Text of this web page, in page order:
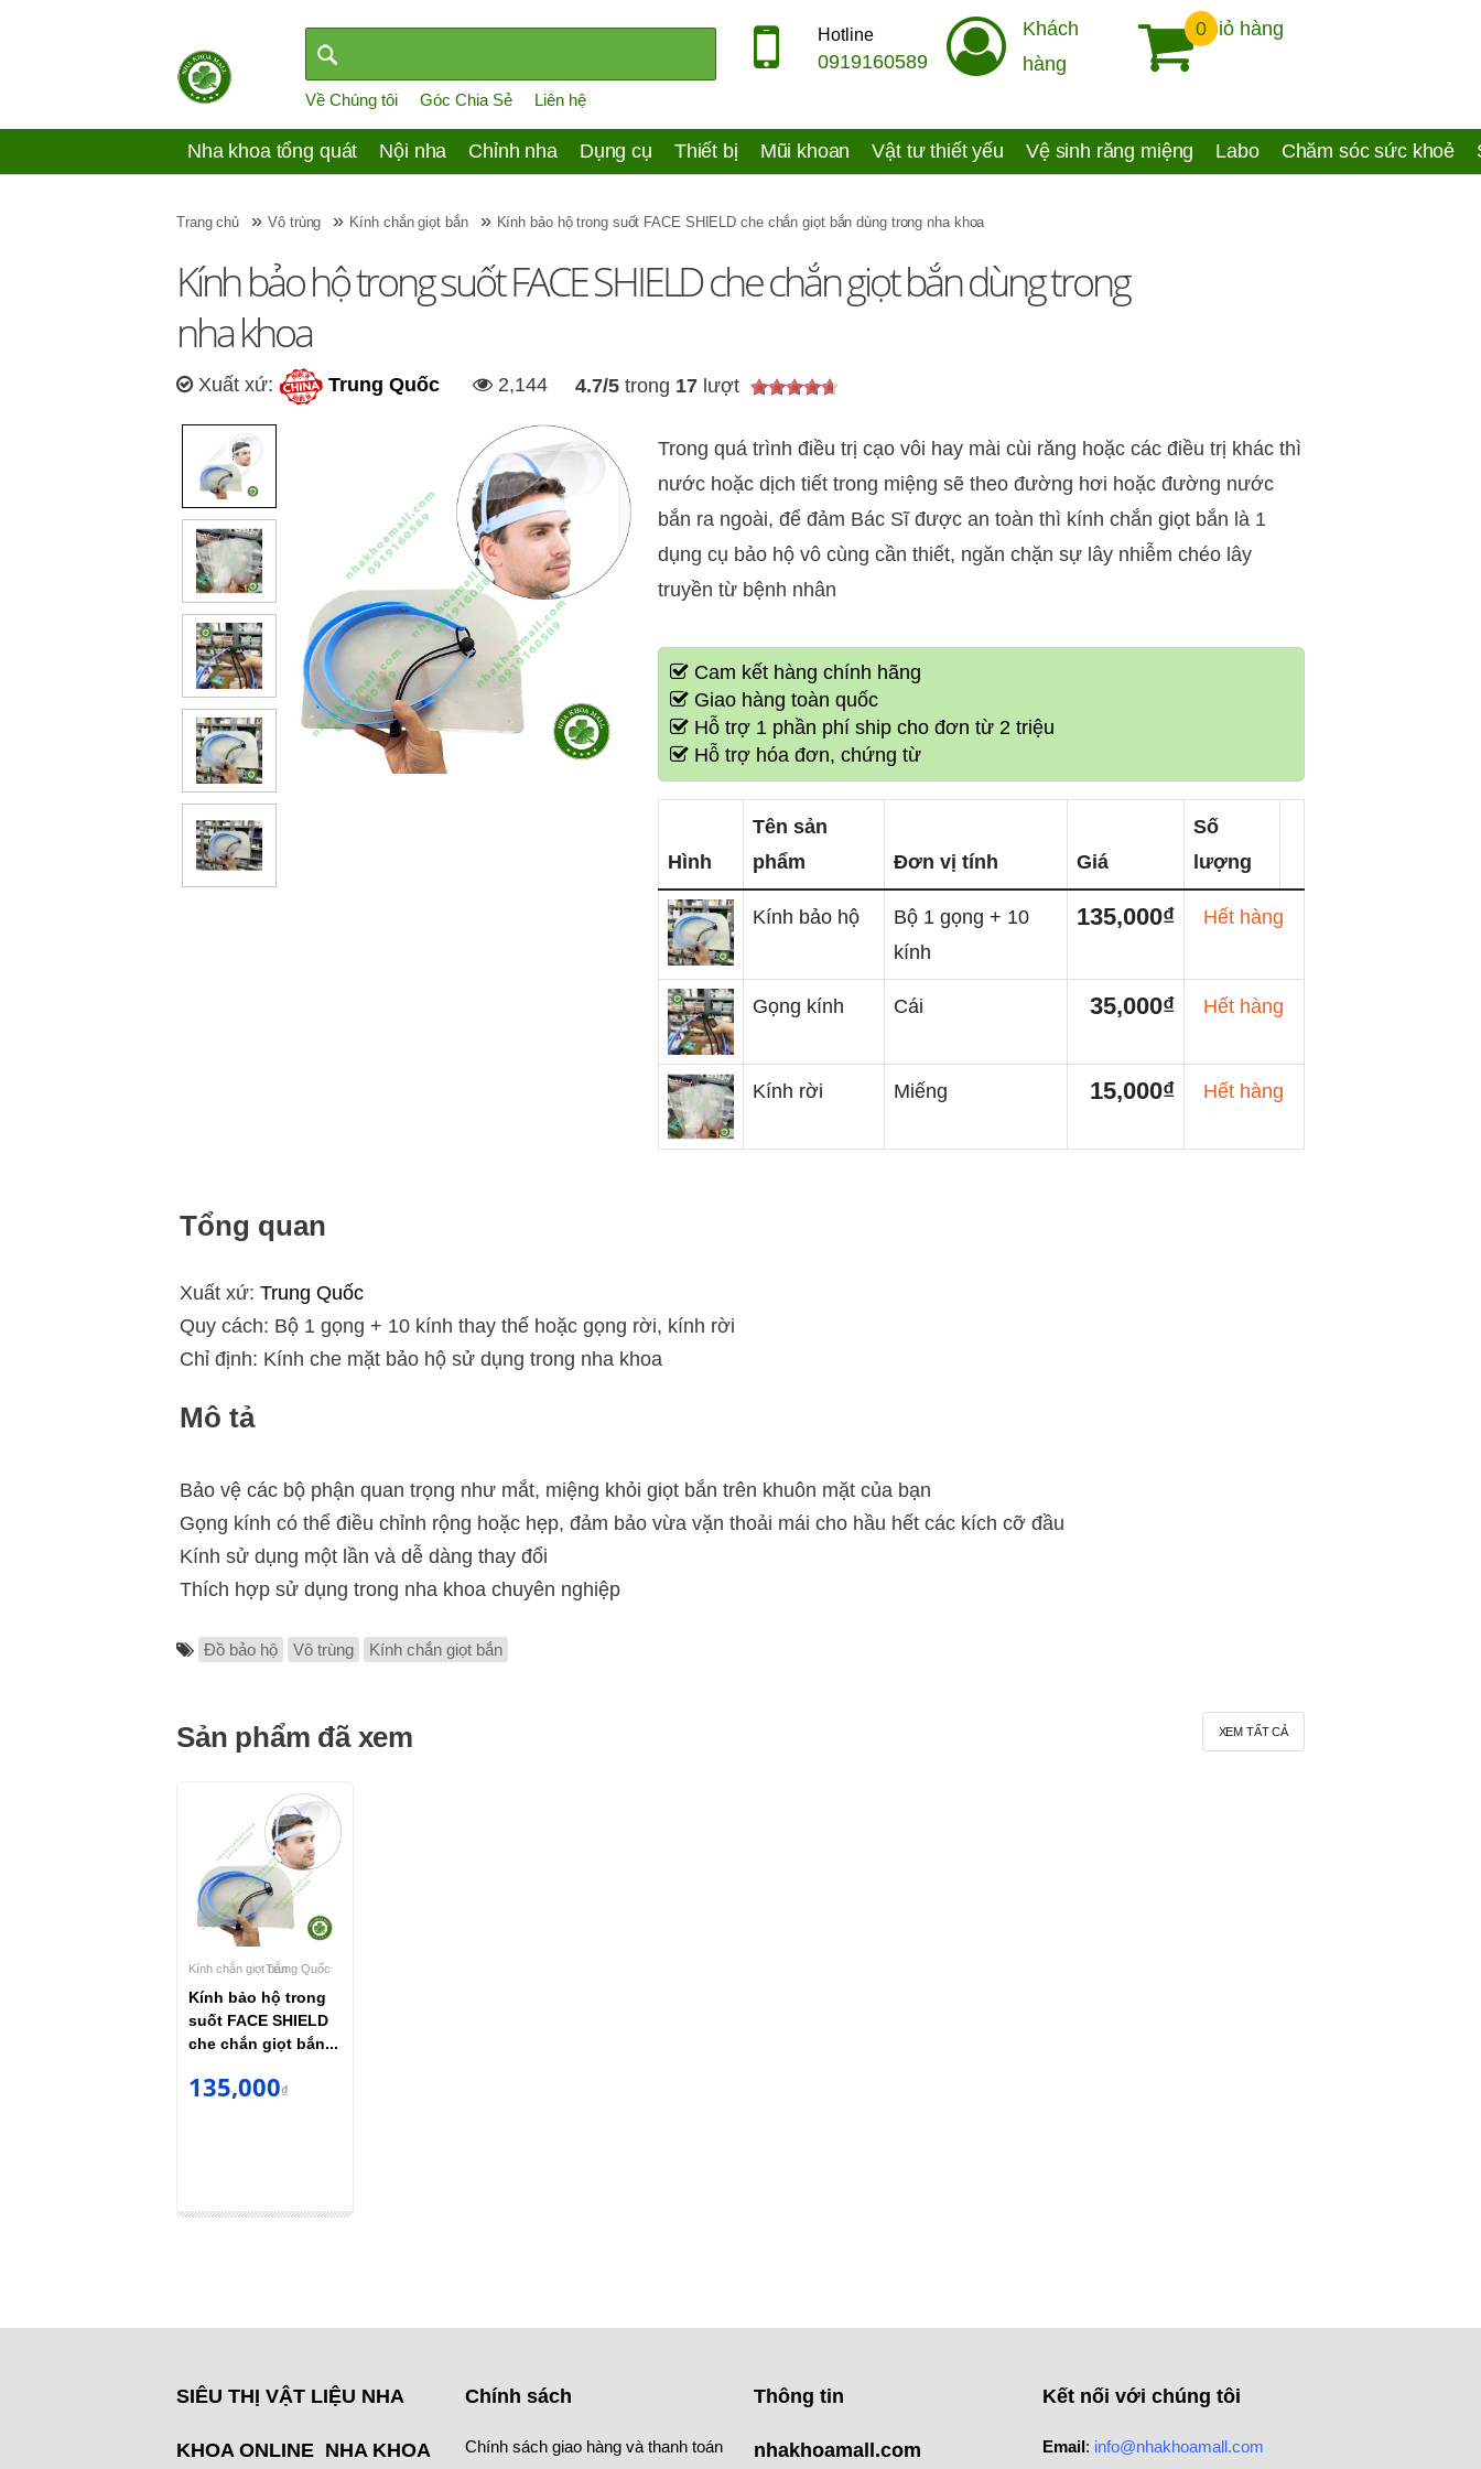
Về Chúng tôi Góc Chia Sẻ Liên hệ
Hotline
0919160589
Khách
hàng
0Giỏ hàng
Nha khoa tổng quát Nội nha Chỉnh nha Dụng cụ Thiết bị Mũi khoan Vật tư thiết yếu Vệ sinh răng miệng Labo Chăm sóc sức khoẻ
Trang chủ »Vô trùng » Kính chắn giọt bắn » Kính bảo hộ trong suốt FACE SHIELD che chắn giọt bắn dùng trong nha khoa
Kính bảo hộ trong suốt FACE SHIELD che chắn giọt bắn dùng trong
nha khoa
Xuất xứ: Trung Quốc 2,144 4.7/5 trong 17 lượt
Trong quá trình điều trị cạo vôi hay mài cùi răng hoặc các điều trị khác thì
nước hoặc dịch tiết trong miệng sẽ theo đường hơi hoặc đường nước
bắn ra ngoài, để đảm Bác Sĩ được an toàn thì kính chắn giọt bắn là 1
dụng cụ bảo hộ vô cùng cần thiết, ngăn chặn sự lây nhiễm chéo lây
truyền từ bệnh nhân
Cam kết hàng chính hãng
Giao hàng toàn quốc
Hỗ trợ 1 phần phí ship cho đơn từ 2 triệu
Hỗ trợ hóa đơn, chứng từ
Hình
Tên sản
phẩm
Đơn vị tính Giá
Số
lượng
Kính bảo hộ
Bộ 1 gọng + 10
kính
135,000₫ Hết hàng
Gọng kính Cái 35,000₫ Hết hàng
Kính rời Miếng 15,000₫ Hết hàng
Tổng quan
Xuất xứ: Trung Quốc
Quy cách: Bộ 1 gọng + 10 kính thay thế hoặc gọng rời, kính rời
Chỉ định: Kính che mặt bảo hộ sử dụng trong nha khoa
Mô tả
​Bảo vệ các bộ phận quan trọng như mắt, miệng khỏi giọt bắn trên khuôn mặt của bạn
Gọng kính có thể điều chỉnh rộng hoặc hẹp, đảm bảo vừa vặn thoải mái cho hầu hết các kích cỡ đầu
Kính sử dụng một lần và dễ dàng thay đổi
Thích hợp sử dụng trong nha khoa chuyên nghiệp
Đồ bảo hộ Vô trùng Kính chắn giọt bắn
Sản phẩm đã xem XEM TẤT CẢ
Kính chắn giọt bắnTrung Quốc
Kính bảo hộ trong
suốt FACE SHIELD
che chắn giọt bắn...
135,000₫
SIÊU THỊ VẬT LIỆU NHA
KHOA ONLINE NHA KHOA
Chính sách
Chính sách giao hàng và thanh toán
Thông tin
nhakhoamall.com
Kết nối với chúng tôi
Email: info@nhakhoamall.com